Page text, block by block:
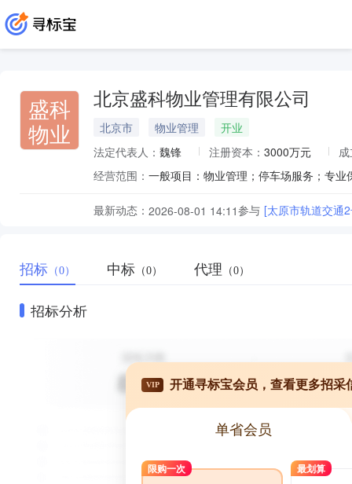
盛科
物业
北京盛科物业管理有限公司
北京市 物业管理
开业
法定代表人： 魏锋 注册资本： 3000万元
经营范围：
最新动态： 2026-08-01 14:11参与 [太原市轨道交通
招标 （0） 中标 （0） 代理 （0）
招标分析
VIP 开通寻标宝会员，查看更多招采
单省会员
限购一次 最划算